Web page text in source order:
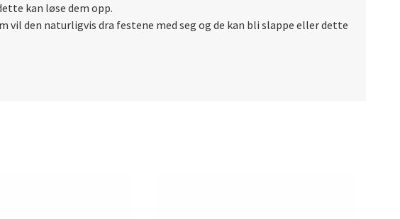
kan løse dem opp.
vil den naturligvis dra festene med seg og de kan bli slappe eller dette